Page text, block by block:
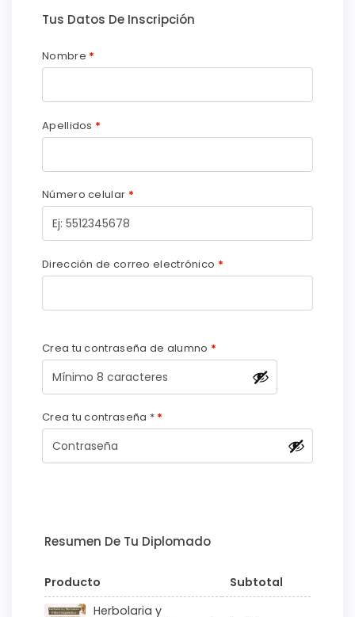
Tus Datos De Inscripción
Nombre *
Apellidos *
Número celular *
Dirección de correo electrónico *
Crea tu contraseña de alumno *
Crea tu contraseña * *
Resumen De Tu Diplomado
Producto
Subtotal
Herbolaria y